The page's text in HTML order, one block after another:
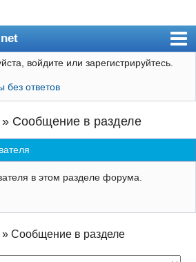
войдите или зарегистрируйтесь.
без ответов
» Сообщение в разделе
в этом разделе форума.
»Сообщение в разделе